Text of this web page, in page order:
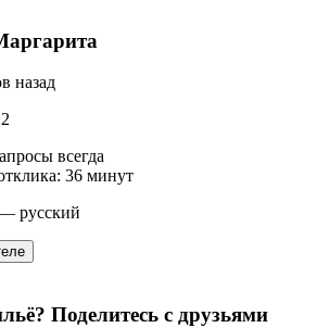
назад
всегда
36 минут
русский
Поделитесь с друзьями